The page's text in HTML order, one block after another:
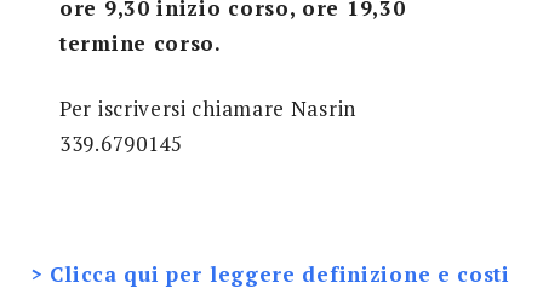
ore 9,30 inizio corso, ore 19,30
termine corso.
Per iscriversi chiamare Nasrin
339.6790145
> Clicca qui per leggere definizione e costi